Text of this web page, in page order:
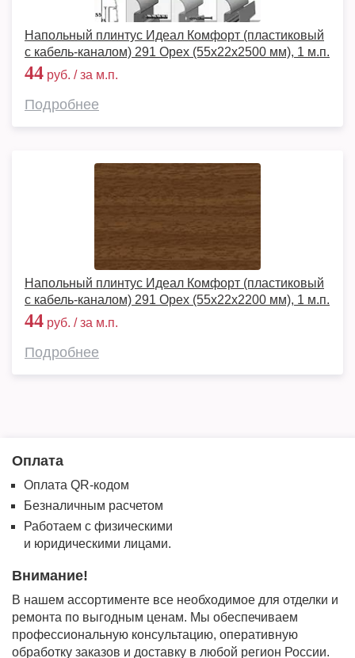
Напольный плинтус Идеал Комфорт (пластиковый
с кабель-каналом) 291 Орех (55x22x2500 мм), 1 м.п.
44 руб. / за м.п.
Подробнее
Напольный плинтус Идеал Комфорт (пластиковый
с кабель-каналом) 291 Орех (55x22x2200 мм), 1 м.п.
44 руб. / за м.п.
Подробнее
Оплата
Оплата QR-кодом
Безналичным расчетом
Работаем с физическими
и юридическими лицами.
Внимание!
В нашем ассортименте все необходимое для отделки и
ремонта по выгодным ценам. Мы обеспечиваем
профессиональную консультацию, оперативную
обработку заказов и доставку в любой регион России.